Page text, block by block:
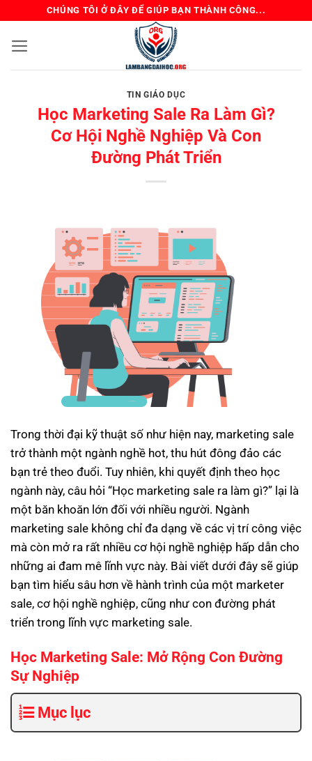
nội
CHÚNG TÔI Ở ĐÂY ĐỂ GIÚP BẠN THÀNH CÔNG...
TIN GIÁO DỤC
Học Marketing Sale Ra Làm Gì?
Cơ Hội Nghề Nghiệp Và Con
Đường Phát Triển
Trong thời đại kỹ thuật số như hiện nay, marketing sale
trở thành một ngành nghề hot, thu hút đông đảo các
bạn trẻ theo đuổi. Tuy nhiên, khi quyết định theo học
ngành này, câu hỏi “Học marketing sale ra làm gì?” lại là
một băn khoăn lớn đối với nhiều người. Ngành
marketing sale không chỉ đa dạng về các vị trí công việc
mà còn mở ra rất nhiều cơ hội nghề nghiệp hấp dẫn cho
những ai đam mê lĩnh vực này. Bài viết dưới đây sẽ giúp
bạn tìm hiểu sâu hơn về hành trình của một marketer
sale, cơ hội nghề nghiệp, cũng như con đường phát
triển trong lĩnh vực marketing sale.
Học Marketing Sale: Mở Rộng Con Đường
Sự Nghiệp
Mục lục